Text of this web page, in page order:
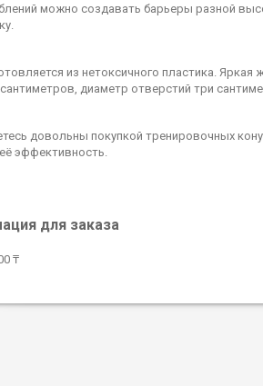
можно создавать барьеры разной
из нетоксичного пластика.
диаметр отверстий три
довольны покупкой тренировочных
эффективность.
для заказа
₸